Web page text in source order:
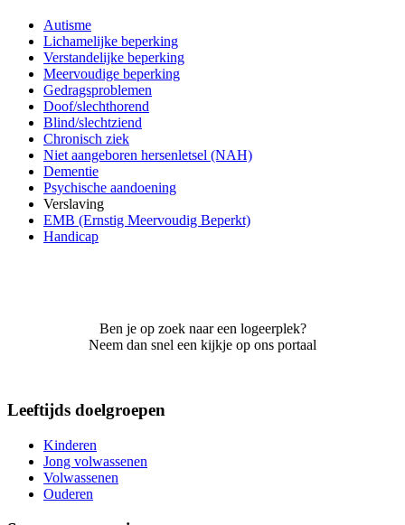
Autisme
Lichamelijke beperking
Verstandelijke beperking
Meervoudige beperking
Gedragsproblemen
Doof/slechthorend
Blind/slechtziend
Chronisch ziek
Niet aangeboren hersenletsel (NAH)
Dementie
Psychische aandoening
Verslaving
EMB (Ernstig Meervoudig Beperkt)
Handicap
Ben je op zoek naar een logeerplek?
Neem dan snel een kijkje op ons portaal
Leeftijds doelgroepen
Kinderen
Jong volwassenen
Volwassenen
Ouderen